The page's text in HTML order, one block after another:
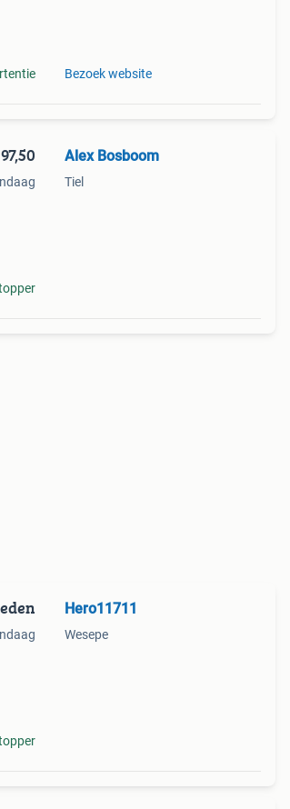
Bezoek website
Alex Bosboom
Tiel
Hero11711
Wesepe